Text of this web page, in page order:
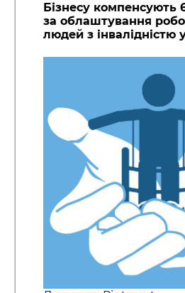
Бізнесу компенсують
за облаштування
людей з інвалідністю